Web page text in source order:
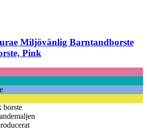
Miljövänlig Barntandborste
Pink
borste